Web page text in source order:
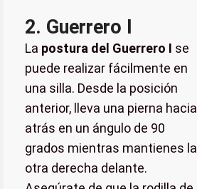
2. Guerrero I
La postura del Guerrero I se
puede realizar fácilmente en
una silla. Desde la posición
anterior, lleva una pierna hacia
atrás en un ángulo de 90
grados mientras mantienes la
otra derecha delante.